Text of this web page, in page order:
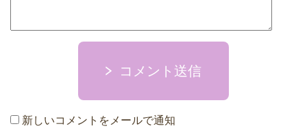
コメント送信
新しいコメントをメールで通知